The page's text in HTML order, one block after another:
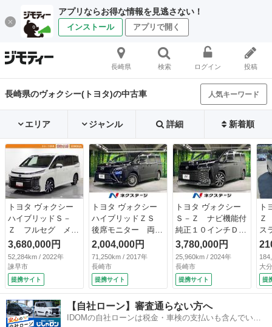
アプリならお得な情報を見逃さない！
インストール アプリで開く
長崎県 検索 ログイン 投稿
長崎県のヴォクシー(トヨタ)の中古車 人気キーワード
エリア ジャンル 詳細 新着順
トヨタ ヴォクシー
ハイブリッドＳ－
Ｚ フルセグ メモ
リーナビ ＤＶＤ再
生 ミュージックプ
レイヤー接続可 後
席モニター バック
カメラ 衝突被害軽
減システム ＥＴ
Ｃ 両側電動スライ
ド ＬＥＤヘッドラ
3,680,000円
52,284km / 2022年
諫早市
提携サイト
トヨタ ヴォクシー
ハイブリッドＺＳ
後席モニター 両側
電動ドア 純正９型
ＳＤナビ バックカ
メラ 衝突被害軽減
システム 禁煙車
スマートキー ＬＥ
Ｄヘッド ビルトイ
ンＥＴＣ クルコ
ン 純正１６インチ
2,004,000円
71,250km / 2017年
長崎市
提携サイト
トヨタ ヴォクシー
Ｓ－Ｚ ナビ機能付
純正１０インチＤ
Ａ 両側電動ドア
全周囲カメラ 衝突
被害軽減システム
レーダークルーズ
禁煙車 電動リアゲ
ート ハーフレザー
シート ドラレコ
コーナーセンサー
3,780,000円
25,960km / 2024年
長崎市
提携サイト
ト
Ｚ
ス
Ｄ
生
ブ
Ｓ
衝
フ
大
提
【自社ローン】審査通らない方へ
IDOMの自社ローンは税金・車検の支払いも含んでいる